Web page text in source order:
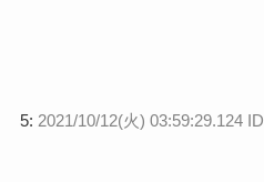
5: 2021/10/12(火) 03:59:29.124